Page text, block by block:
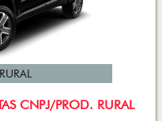
CNPJ/PROD. RURAL